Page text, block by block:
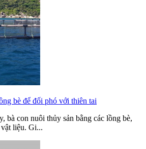
bè để đối phó với thiên tai
bà con nuôi thủy sản bằng các lồng bè,
liệu. Gi...